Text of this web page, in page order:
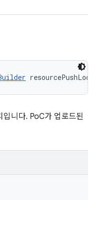
니다. PoC가 업로드된